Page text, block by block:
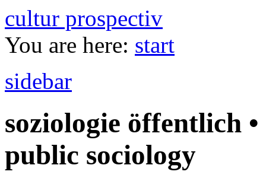
cultur prospectiv
You are here: start
sidebar
soziologie öffentlich
public sociology